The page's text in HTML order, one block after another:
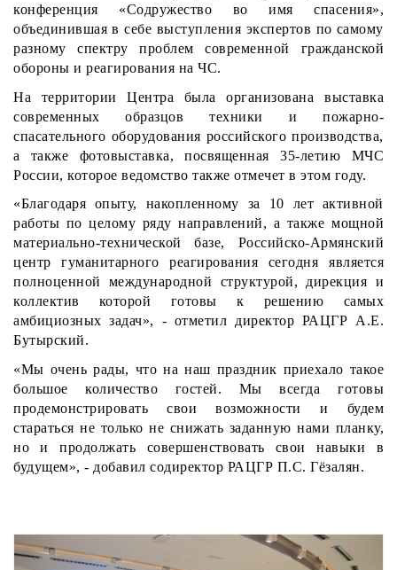
конференция «Содружество во имя спасения»,
объединившая в себе выступления экспертов по самому
разному спектру проблем современной гражданской
обороны и реагирования на ЧС.
На территории Центра была организована выставка
современных образцов техники и пожарно-
спасательного оборудования российского производства,
а также фотовыставка, посвященная 35-летию МЧС
России, которое ведомство также отмечет в этом году.
«Благодаря опыту, накопленному за 10 лет активной
работы по целому ряду направлений, а также мощной
материально-технической базе, Российско-Армянский
центр гуманитарного реагирования сегодня является
полноценной международной структурой, дирекция и
коллектив которой готовы к решению самых
амбициозных задач», - отметил директор РАЦГР А.Е.
Бутырский.
«Мы очень рады, что на наш праздник приехало такое
большое количество гостей. Мы всегда готовы
продемонстрировать свои возможности и будем
стараться не только не снижать заданную нами планку,
но и продолжать совершенствовать свои навыки в
будущем», - добавил содиректор РАЦГР П.С. Гёзалян.